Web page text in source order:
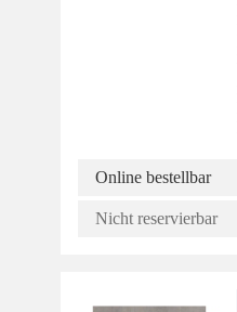
Online bestellbar
Nicht reservierbar